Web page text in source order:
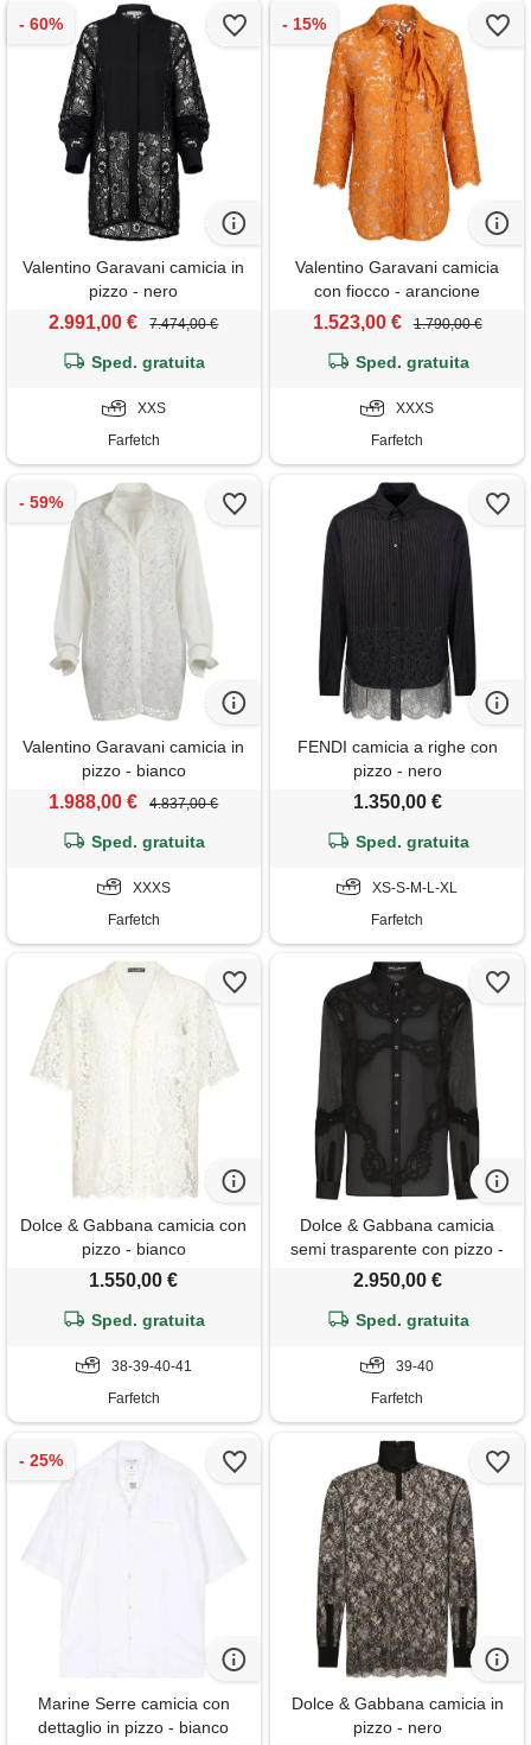
Valentino Garavani camicia in
pizzo - nero
2.991,00 € 7.474,00 €
Sped. gratuita
XXS
Farfetch
Valentino Garavani camicia
con fiocco - arancione
1.523,00 € 1.790,00 €
Sped. gratuita
XXXS
Farfetch
Valentino Garavani camicia in
pizzo - bianco
1.988,00 € 4.837,00 €
Sped. gratuita
XXXS
Farfetch
FENDI camicia a righe con
pizzo - nero
1.350,00 €
Sped. gratuita
XS-S-M-L-XL
Farfetch
Dolce & Gabbana camicia con
pizzo - bianco
1.550,00 €
Sped. gratuita
38-39-40-41
Farfetch
Dolce & Gabbana camicia
semi trasparente con pizzo -
nero
2.950,00 €
Sped. gratuita
39-40
Farfetch
Marine Serre camicia con
dettaglio in pizzo - bianco
Dolce & Gabbana camicia in
pizzo - nero